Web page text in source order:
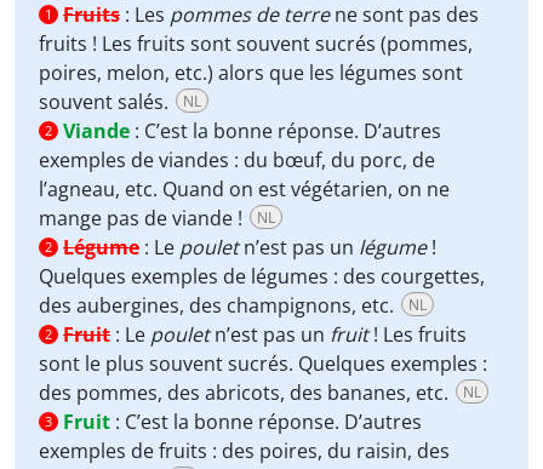
1 Fruits : Les pommes de terrene sont pas des
fruits ! Les fruits sont souvent sucrés (pommes,
poires, melon, etc.) alors que les légumes sont
souvent salés.
NL
2 Viande : C’est la bonne réponse. D’autres
exemples de viandes : du bœuf, du porc, de
l’agneau, etc. Quand on est végétarien, on ne
mange pas de viande !
NL
2 Légume : Le pouletn’est pas un légume!
Quelques exemples de légumes : des courgettes,
des aubergines, des champignons, etc.
NL
2 Fruit : Le pouletn’est pas un fruit! Les fruits
sont le plus souvent sucrés. Quelques exemples :
des pommes, des abricots, des bananes, etc.
NL
3 Fruit : C’est la bonne réponse. D’autres
exemples de fruits : des poires, du raisin, des